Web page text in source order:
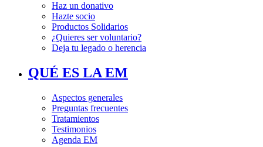
Haz un donativo
Hazte socio
Productos Solidarios
¿Quieres ser voluntario?
Deja tu legado o herencia
QUÉ ES LA EM
Aspectos generales
Preguntas frecuentes
Tratamientos
Testimonios
Agenda EM